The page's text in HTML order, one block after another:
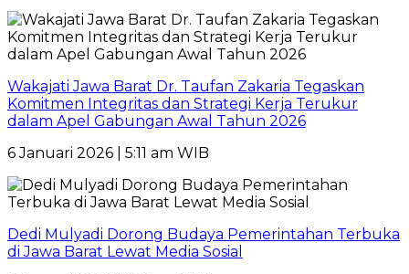
Wakajati Jawa Barat Dr. Taufan Zakaria Tegaskan
Komitmen Integritas dan Strategi Kerja Terukur
dalam Apel Gabungan Awal Tahun 2026
6 Januari 2026 | 5:11 am WIB
Dedi Mulyadi Dorong Budaya Pemerintahan Terbuka
di Jawa Barat Lewat Media Sosial